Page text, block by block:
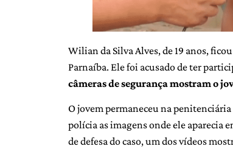
Wilian da Silva Alves, de 19 anos,
Parnaíba. Ele foi acusado de ter
câmeras de segurança mostram o
O jovem permaneceu na
polícia as imagens onde ele aparecia
de defesa do caso, um dos vídeos